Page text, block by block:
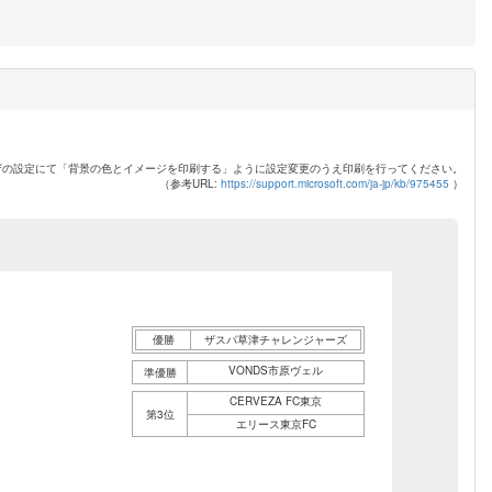
設定にて「背景の色とイメージを印刷する」ように設定変更のうえ印刷を行ってください。
（参考URL: https://support.microsoft.com/ja-jp/kb/975455 ）
優勝 ザスパ草津チャレンジャーズ
準優勝 VONDS市原ヴェル
第3位
CERVEZA FC東京
エリース東京FC